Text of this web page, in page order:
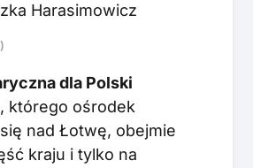
Harasimowicz
dla Polski
którego ośrodek
nad Łotwę, obejmie
kraju i tylko na